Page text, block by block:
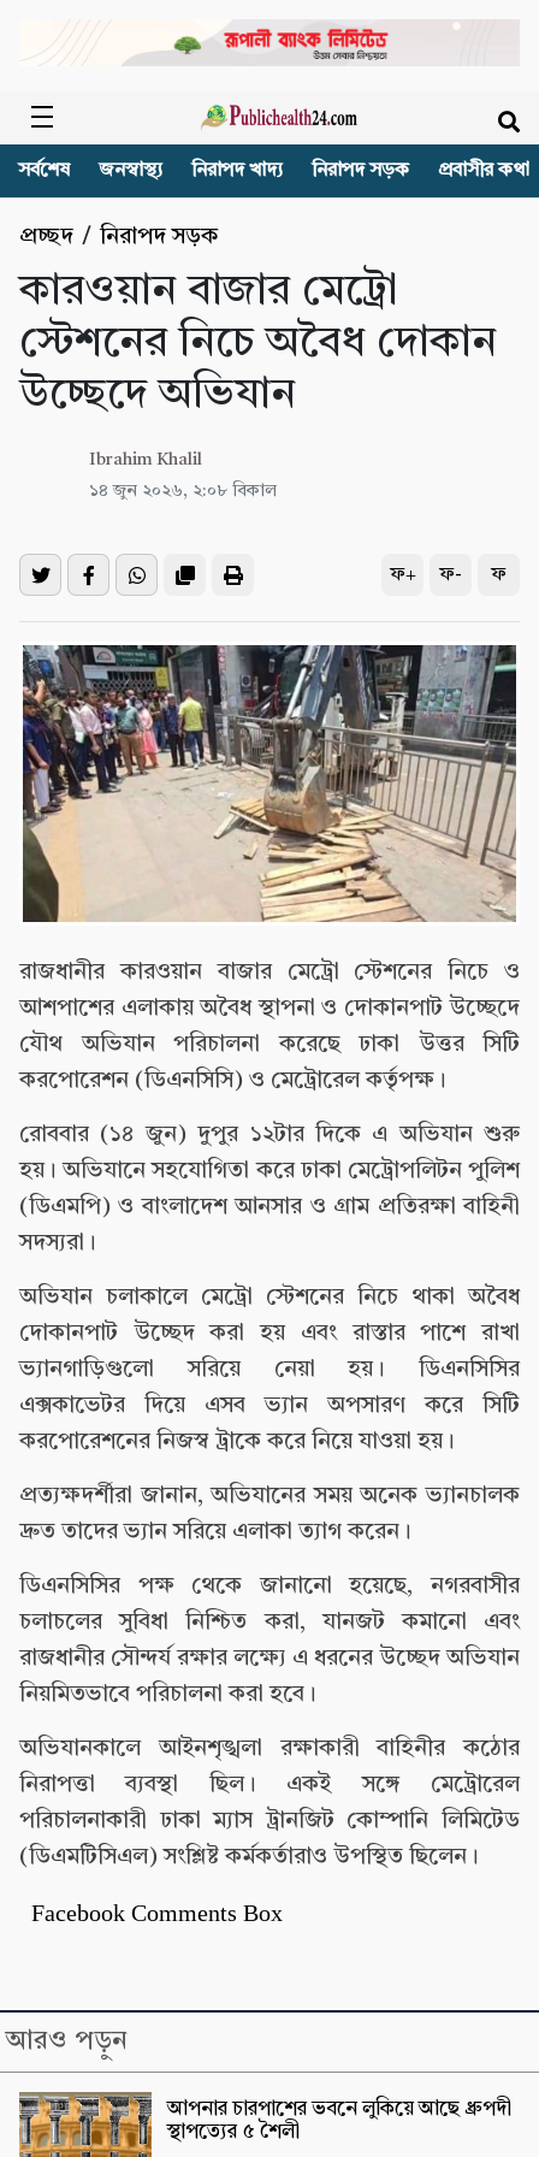
সর্বশেষ জনস্বাস্থ্য নিরাপদ খাদ্য নিরাপদ সড়ক প্রবাসীর কথা
প্রচ্ছদ /নিরাপদ সড়ক
কারওয়ান বাজার মেট্রো
স্টেশনের নিচে অবৈধ দোকান
উচ্ছেদে অভিযান
Ibrahim Khalil
১৪ জুন ২০২৬, ২:০৮ বিকাল
ফ+ ফ- ফ
রাজধানীর কারওয়ান বাজার মেট্রো স্টেশনের নিচে ও
আশপাশের এলাকায় অবৈধ স্থাপনা ও দোকানপাট উচ্ছেদে
যৌথ অভিযান পরিচালনা করেছে ঢাকা উত্তর সিটি
করপোরেশন (ডিএনসিসি) ও মেট্রোরেল কর্তৃপক্ষ।
রোববার (১৪ জুন) দুপুর ১২টার দিকে এ অভিযান শুরু
হয়। অভিযানে সহযোগিতা করে ঢাকা মেট্রোপলিটন পুলিশ
(ডিএমপি) ও বাংলাদেশ আনসার ও গ্রাম প্রতিরক্ষা বাহিনী
সদস্যরা।
অভিযান চলাকালে মেট্রো স্টেশনের নিচে থাকা অবৈধ
দোকানপাট উচ্ছেদ করা হয় এবং রাস্তার পাশে রাখা
ভ্যানগাড়িগুলো সরিয়ে নেয়া হয়। ডিএনসিসির
এক্সকাভেটর দিয়ে এসব ভ্যান অপসারণ করে সিটি
করপোরেশনের নিজস্ব ট্রাকে করে নিয়ে যাওয়া হয়।
প্রত্যক্ষদর্শীরা জানান, অভিযানের সময় অনেক ভ্যানচালক
দ্রুত তাদের ভ্যান সরিয়ে এলাকা ত্যাগ করেন।
ডিএনসিসির পক্ষ থেকে জানানো হয়েছে, নগরবাসীর
চলাচলের সুবিধা নিশ্চিত করা, যানজট কমানো এবং
রাজধানীর সৌন্দর্য রক্ষার লক্ষ্যে এ ধরনের উচ্ছেদ অভিযান
নিয়মিতভাবে পরিচালনা করা হবে।
অভিযানকালে আইনশৃঙ্খলা রক্ষাকারী বাহিনীর কঠোর
নিরাপত্তা ব্যবস্থা ছিল। একই সঙ্গে মেট্রোরেল
পরিচালনাকারী ঢাকা ম্যাস ট্রানজিট কোম্পানি লিমিটেড
(ডিএমটিসিএল) সংশ্লিষ্ট কর্মকর্তারাও উপস্থিত ছিলেন।
Facebook Comments Box
আরও পড়ুন
আপনার চারপাশের ভবনে লুকিয়ে আছে ধ্রুপদী
স্থাপত্যের ৫ শৈলী